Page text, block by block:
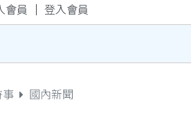
會員 ｜ 登入會員
事 國內新聞